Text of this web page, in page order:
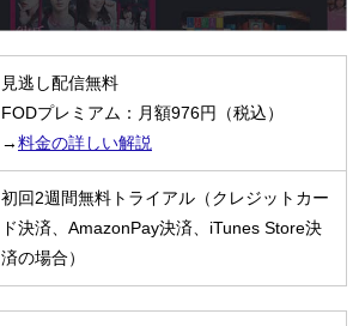
見逃し配信無料
FODプレミアム：月額976円（税込）
→料金の詳しい解説
初回2週間無料トライアル（クレジットカー
ド決済、AmazonPay決済、iTunes Store決
済の場合）